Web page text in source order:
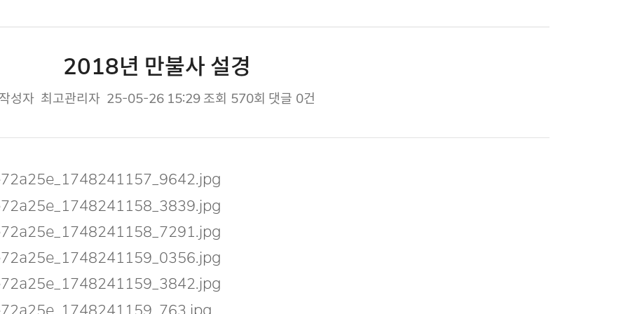
2018년 만불사 설경
성자 최고관리자 25-05-26 15:29 조회 570회 댓글 0건